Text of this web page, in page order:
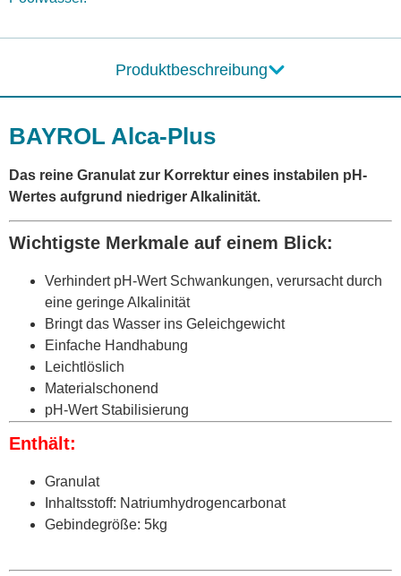
Produktbeschreibung
BAYROL Alca-Plus
Das reine Granulat zur Korrektur eines instabilen pH-
Wertes aufgrund niedriger Alkalinität.
Wichtigste Merkmale auf einem Blick:
Verhindert pH-Wert Schwankungen, verursacht durch
eine geringe Alkalinität
Bringt das Wasser ins Geleichgewicht
Einfache Handhabung
Leichtlöslich
Materialschonend
pH-Wert Stabilisierung
Enthält:
Granulat
Inhaltsstoff: Natriumhydrogencarbonat
Gebindegröße: 5kg